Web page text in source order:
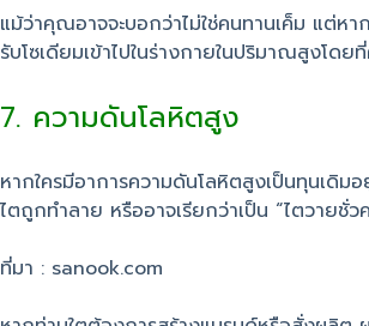
แม้ว่าคุณอาจจะบอกว่าไม่ใช่คนทานเค็ม แต่ห
รับโซเดียมเข้าไปในร่างกายในปริมาณสูงโ
7. ความดันโลหิตสูง
หากใครมีอาการความดันโลหิตสูงเป็นทุนเดิม
ไตถูกทำลาย หรืออาจเรียกว่าเป็น “ไตวายชั่ว
ที่มา : sanook.com